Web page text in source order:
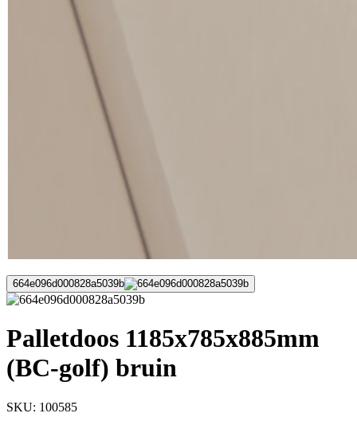
664e096d000828a5039b
Palletdoos 1185x785x885mm
(BC-golf) bruin
SKU: 100585